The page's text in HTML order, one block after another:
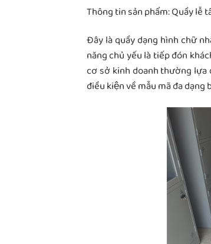
Thông tin sản phẩm: Quầy lễ
Đây là quầy dạng hình chữ
năng chủ yếu là tiếp đón
cơ sở kinh doanh thường lựa
điều kiện về mẫu mã đa dạng